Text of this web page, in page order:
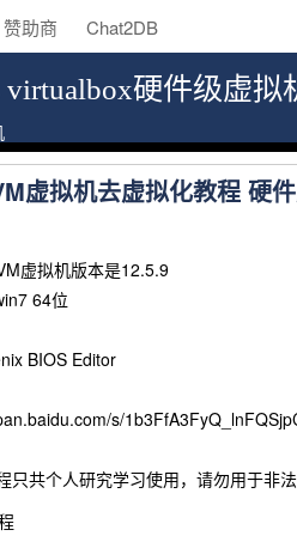
赞助商 Chat2DB
硬件级虚拟
虚拟机去虚拟化教程 硬
虚拟机版本是12.5.9
64位
BIOS Editor
s/
只共个人研究学习使用，请勿用于非